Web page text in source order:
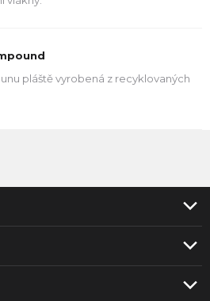
pláště vyrobená z recyklovaných